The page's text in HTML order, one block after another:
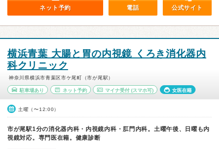
ネット予約 電話 公式サイト
横浜青葉 大腸と胃の内視鏡 くろき消化器内
科クリニック
神奈川県横浜市青葉区市ケ尾町（市が尾駅）
駐車場あり ネット予約 マイナ受付 (スマホ可) 女医在籍
土曜（〜12:00）
市が尾駅1分の消化器内科・内視鏡内科・肛門内科。土曜午後、日曜も内
視鏡対応。専門医在籍。健康診断